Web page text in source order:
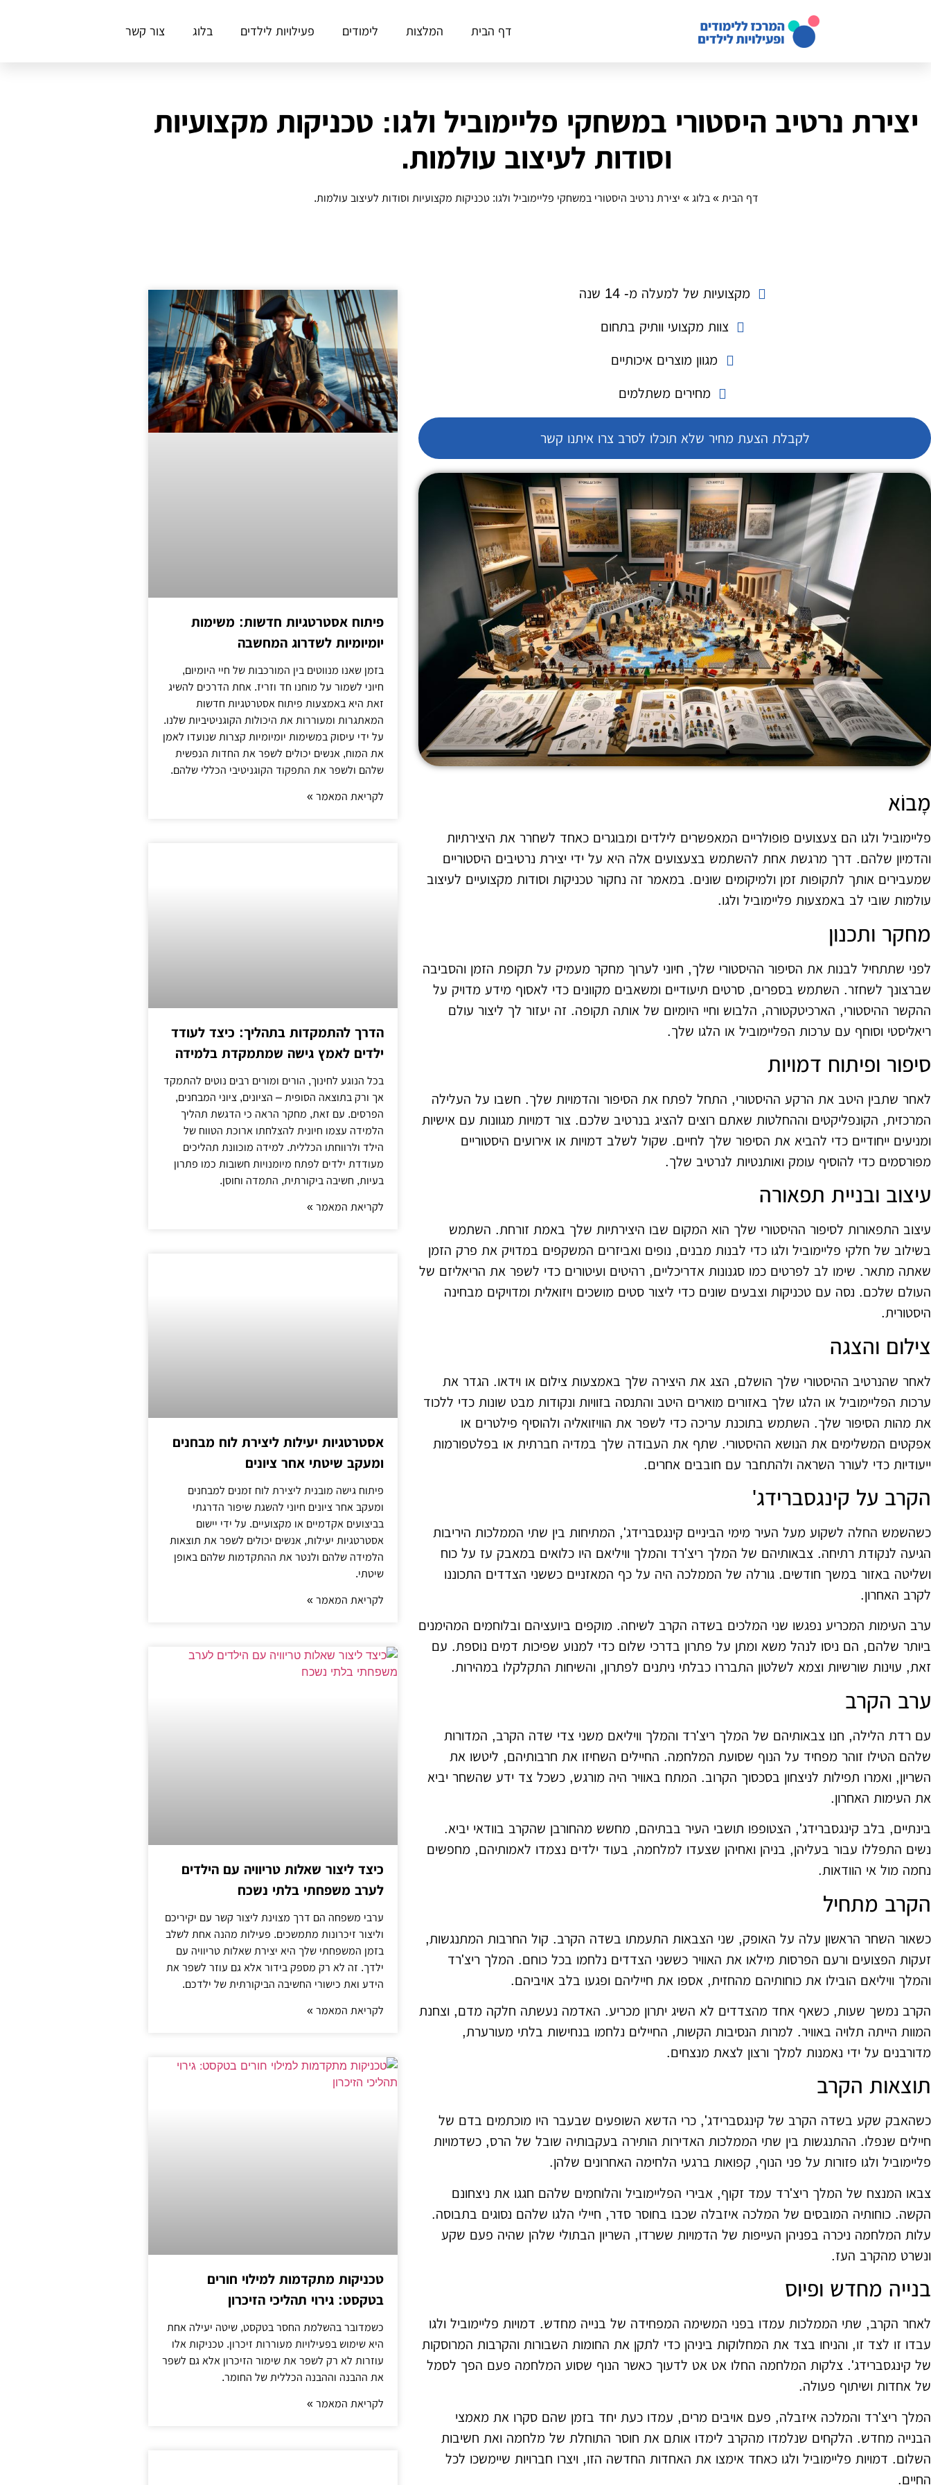
דף הבית המלצות לימודים פעילויות לילדים בלוג צור קשר
יצירת נרטיב היסטורי במשחקי פליימוביל ולגו: טכניקות מקצועיות
וסודות לעיצוב עולמות.
דף הבית » בלוג » יצירת נרטיב היסטורי במשחקי פליימוביל ולגו: טכניקות מקצועיות וסודות לעיצוב עולמות.
מקצועיות של למעלה מ- 14 שנה
צוות מקצועי וותיק בתחום
מגוון מוצרים איכותיים
מחירים משתלמים
לקבלת הצעת מחיר שלא תוכלו לסרב צרו איתנו קשר
מָבוֹא
פליימוביל ולגו הם צעצועים פופולריים המאפשרים לילדים ומבוגרים כאחד לשחרר את היצירתיות
והדמיון שלהם. דרך מרגשת אחת להשתמש בצעצועים אלה היא על ידי יצירת נרטיבים היסטוריים
שמעבירים אותך לתקופות זמן ולמיקומים שונים. במאמר זה נחקור טכניקות וסודות מקצועיים לעיצוב
עולמות שובי לב באמצעות פליימוביל ולגו.
מחקר ותכנון
לפני שתתחיל לבנות את הסיפור ההיסטורי שלך, חיוני לערוך מחקר מעמיק על תקופת הזמן והסביבה
שברצונך לשחזר. השתמש בספרים, סרטים תיעודיים ומשאבים מקוונים כדי לאסוף מידע מדויק על
ההקשר ההיסטורי, הארכיטקטורה, הלבוש וחיי היומיום של אותה תקופה. זה יעזור לך ליצור עולם
ריאליסטי וסוחף עם ערכות הפליימוביל או הלגו שלך.
סיפור ופיתוח דמויות
לאחר שתבין היטב את הרקע ההיסטורי, התחל לפתח את הסיפור והדמויות שלך. חשבו על העלילה
המרכזית, הקונפליקטים וההחלטות שאתם רוצים להציג בנרטיב שלכם. צור דמויות מגוונות עם אישיות
ומניעים ייחודיים כדי להביא את הסיפור שלך לחיים. שקול לשלב דמויות או אירועים היסטוריים
מפורסמים כדי להוסיף עומק ואותנטיות לנרטיב שלך.
עיצוב ובניית תפאורה
עיצוב התפאורות לסיפור ההיסטורי שלך הוא המקום שבו היצירתיות שלך באמת זורחת. השתמש
בשילוב של חלקי פליימוביל ולגו כדי לבנות מבנים, נופים ואביזרים המשקפים במדויק את פרק הזמן
שאתה מתאר. שימו לב לפרטים כמו סגנונות אדריכליים, רהיטים ועיטורים כדי לשפר את הריאליזם של
העולם שלכם. נסה עם טכניקות וצבעים שונים כדי ליצור סטים מושכים ויזואלית ומדויקים מבחינה
היסטורית.
צילום והצגה
לאחר שהנרטיב ההיסטורי שלך הושלם, הצג את היצירה שלך באמצעות צילום או וידאו. הגדר את
ערכות הפליימוביל או הלגו שלך באזורים מוארים היטב והתנסה בזוויות ונקודות מבט שונות כדי ללכוד
את מהות הסיפור שלך. השתמש בתוכנת עריכה כדי לשפר את הוויזואליה ולהוסיף פילטרים או
אפקטים המשלימים את הנושא ההיסטורי. שתף את העבודה שלך במדיה חברתית או בפלטפורמות
ייעודיות כדי לעורר השראה ולהתחבר עם חובבים אחרים.
הקרב על קינגסברידג'
כשהשמש החלה לשקוע מעל העיר מימי הביניים קינגסברידג', המתיחות בין שתי הממלכות היריבות
הגיעה לנקודת רתיחה. צבאותיהם של המלך ריצ'רד והמלך וויליאם היו כלואים במאבק עז על כוח
ושליטה באזור במשך חודשים. גורלה של הממלכה היה על כף המאזניים כששני הצדדים התכוננו
לקרב האחרון.
ערב העימות המכריע נפגשו שני המלכים בשדה הקרב לשיחה. מוקפים ביועציהם ובלוחמים המהימנים
ביותר שלהם, הם ניסו לנהל משא ומתן על פתרון בדרכי שלום כדי למנוע שפיכות דמים נוספת. עם
זאת, עוינות שורשיות וצמא לשלטון התבררו כבלתי ניתנים לפתרון, והשיחות התקלקלו במהירות.
ערב הקרב
עם רדת הלילה, חנו צבאותיהם של המלך ריצ'רד והמלך וויליאם משני צדי שדה הקרב, המדורות
שלהם הטילו זוהר מפחיד על הנוף שסועת המלחמה. החיילים השחיזו את חרבותיהם, ליטשו את
השריון, ואמרו תפילות לניצחון בסכסוך הקרוב. המתח באוויר היה מורגש, כשכל צד ידע שהשחר יביא
את העימות האחרון.
בינתיים, בלב קינגסברידג', הצטופפו תושבי העיר בבתיהם, מחשש מהחורבן שהקרב בוודאי יביא.
נשים התפללו עבור בעליהן, בניהן ואחיהן שצעדו למלחמה, בעוד ילדים נצמדו לאמותיהם, מחפשים
נחמה מול אי הוודאות.
הקרב מתחיל
כשאור השחר הראשון עלה על האופק, שני הצבאות התעמתו בשדה הקרב. קול החרבות המתנגשות,
זעקות הפצועים ורעם הפרסות מילאו את האוויר כששני הצדדים נלחמו בכל כוחם. המלך ריצ'רד
והמלך וויליאם הובילו את כוחותיהם מהחזית, אספו את חייליהם ופגעו בלב אויביהם.
הקרב נמשך שעות, כשאף אחד מהצדדים לא השיג יתרון מכריע. האדמה נעשתה חלקה מדם, וצחנת
המוות הייתה תלויה באוויר. למרות הנסיבות הקשות, החיילים נלחמו בנחישות בלתי מעורערת,
מדורבנים על ידי נאמנות למלך ורצון לצאת מנצחים.
תוצאות הקרב
כשהאבק שקע בשדה הקרב של קינגסברידג', כרי הדשא השופעים שבעבר היו מוכתמים בדם של
חיילים שנפלו. ההתנגשות בין שתי הממלכות האדירות הותירה בעקבותיה שובל של הרס, כשדמויות
פליימוביל ולגו פזורות על פני הנוף, קפואות ברגעי הלחימה האחרונים שלהן.
צבאו המנצח של המלך ריצ'רד עמד זקוף, אבירי הפליימוביל והלוחמים שלהם חגגו את ניצחונם
הקשה. כוחותיה המובסים של המלכה איזבלה שכבו בחוסר סדר, חיילי הלגו שלהם נסוגים בתבוסה.
עלות המלחמה ניכרה בפניהן העייפות של הדמויות ששרדו, השריון הבתולי שלהן שהיה פעם שקע
ונשרט מהקרב העז.
בנייה מחדש ופיוס
לאחר הקרב, שתי הממלכות עמדו בפני המשימה המפחידה של בנייה מחדש. דמויות פליימוביל ולגו
עבדו זו לצד זו, והניחו בצד את המחלוקות ביניהן כדי לתקן את החומות השבורות והקרבות המרוסקות
של קינגסברידג'. צלקות המלחמה החלו אט אט לדעוך כאשר הנוף שסוע המלחמה פעם הפך לסמל
של אחדות ושיתוף פעולה.
המלך ריצ'רד והמלכה איזבלה, פעם אויבים מרים, עמדו כעת יחד בזמן שהם סקרו את מאמצי
הבנייה מחדש. הלקחים שנלמדו מהקרב לימדו אותם את חוסר התוחלת של מלחמה ואת חשיבות
השלום. דמויות פליימוביל ולגו כאחד אימצו את האחדות החדשה הזו, ויצרו חברויות שיימשכו לכל
החיים.
פיתוח אסטרטגיות חדשות: משימות
יומיומיות לשדרוג המחשבה
בזמן שאנו מנווטים בין המורכבות של חיי היומיום,
חיוני לשמור על מוחנו חד וזריז. אחת הדרכים להשיג
זאת היא באמצעות פיתוח אסטרטגיות חדשות
המאתגרות ומעוררות את היכולות הקוגניטיביות שלנו.
על ידי עיסוק במשימות יומיומיות קצרות שנועדו לאמן
את המוח, אנשים יכולים לשפר את החדות הנפשית
שלהם ולשפר את התפקוד הקוגניטיבי הכללי שלהם.
לקריאת המאמר »
הדרך להתמקדות בתהליך: כיצד לעודד
ילדים לאמץ גישה שמתמקדת בלמידה
בכל הנוגע לחינוך, הורים ומורים רבים נוטים להתמקד
אך ורק בתוצאה הסופית – הציונים, ציוני המבחנים,
הפרסים. עם זאת, מחקר הראה כי הדגשת תהליך
הלמידה עצמו חיונית להצלחתו ארוכת הטווח של
הילד ולרווחתו הכללית. למידה מוכוונת תהליכים
מעודדת ילדים לפתח מיומנויות חשובות כמו פתרון
בעיות, חשיבה ביקורתית, התמדה וחוסן.
לקריאת המאמר »
אסטרטגיות יעילות ליצירת לוח מבחנים
ומעקב שיטתי אחר ציונים
פיתוח גישה מובנית ליצירת לוח זמנים למבחנים
ומעקב אחר ציונים חיוני להשגת שיפור הדרגתי
בביצועים אקדמיים או מקצועיים. על ידי יישום
אסטרטגיות יעילות, אנשים יכולים לשפר את תוצאות
הלמידה שלהם ולנטר את ההתקדמות שלהם באופן
שיטתי.
לקריאת המאמר »
כיצד ליצור שאלות טריוויה עם הילדים
לערב משפחתי בלתי נשכח
ערבי משפחה הם דרך מצוינת ליצור קשר עם יקיריכם
וליצור זיכרונות מתמשכים. פעילות מהנה אחת לשלב
בזמן המשפחתי שלך היא יצירת שאלות טריוויה עם
ילדך. זה לא רק מספק בידור אלא גם עוזר לשפר את
הידע ואת כישורי החשיבה הביקורתית של ילדכם.
לקריאת המאמר »
טכניקות מתקדמות למילוי חורים
בטקסט: גירוי תהליכי הזיכרון
כשמדובר בהשלמת החסר בטקסט, שיטה יעילה אחת
היא שימוש בפעילויות מעוררות זיכרון. טכניקות אלו
עוזרות לא רק לשפר את שימור הזיכרון אלא גם לשפר
את ההבנה וההבנה הכללית של החומר.
לקריאת המאמר »